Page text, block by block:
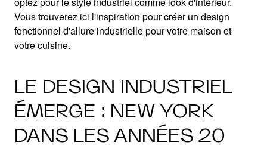
Vous trouverez ici l'inspiration pour créer un design
fonctionnel d'allure industrielle pour votre maison et
votre cuisine.
LE DESIGN INDUSTRIEL
ÉMERGE : NEW YORK
DANS LES ANNÉES 20